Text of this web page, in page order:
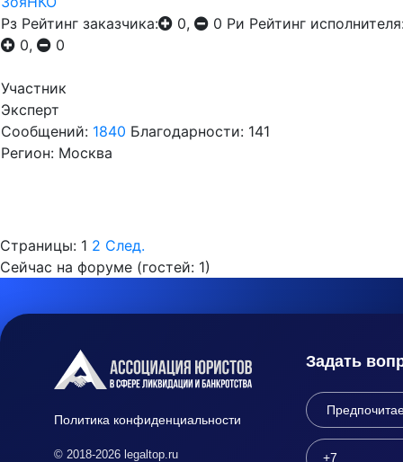
Рз Рейтинг заказчика: 0, 0 Ри Рейтинг
0,
0
Участник
Эксперт
Сообщений: 1840 Благодарности: 141
Регион: Москва
Страницы: 1 2 След.
Сейчас на форуме (гостей: 1)
Политика конфиденциальности
© 2018-2026 legaltop.ru
Задать